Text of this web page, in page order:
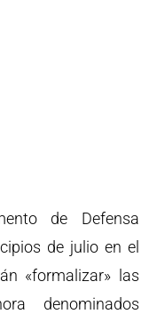
de Defensa
de julio en el
«formalizar» las
denominados